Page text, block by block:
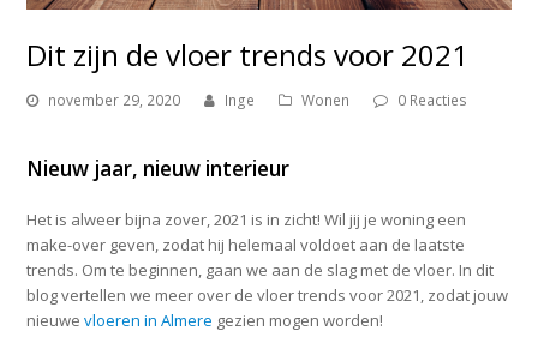
Dit zijn de vloer trends voor 2021
november 29, 2020 Inge Wonen 0 Reacties
Nieuw jaar, nieuw interieur
Het is alweer bijna zover, 2021 is in zicht! Wil jij je woning een
make-over geven, zodat hij helemaal voldoet aan de laatste
trends. Om te beginnen, gaan we aan de slag met de vloer. In dit
blog vertellen we meer over de vloer trends voor 2021, zodat jouw
nieuwevloeren in Almere gezien mogen worden!